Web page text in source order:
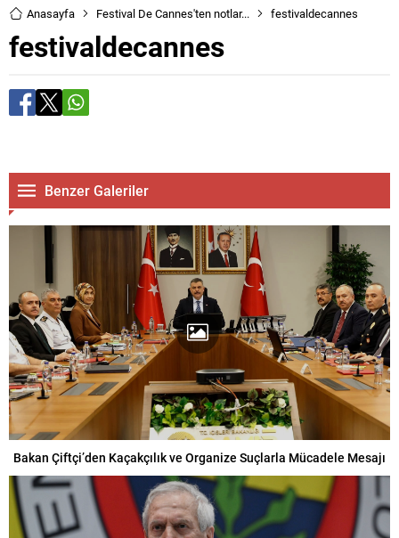
Anasayfa Festival De Cannes'ten notlar... festivaldecannes
festivaldecannes
Benzer Galeriler
Bakan Çiftçi’den Kaçakçılık ve Organize Suçlarla Mücadele Mesajı